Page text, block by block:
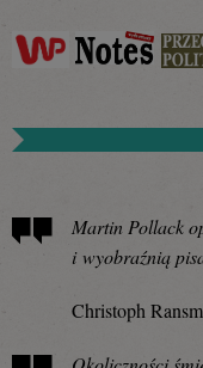
Martin Pollack
i wyobraźnią
Christoph